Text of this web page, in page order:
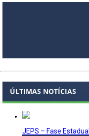
ÚLTIMAS NOTÍCIAS
JEPS – Fase Estadual